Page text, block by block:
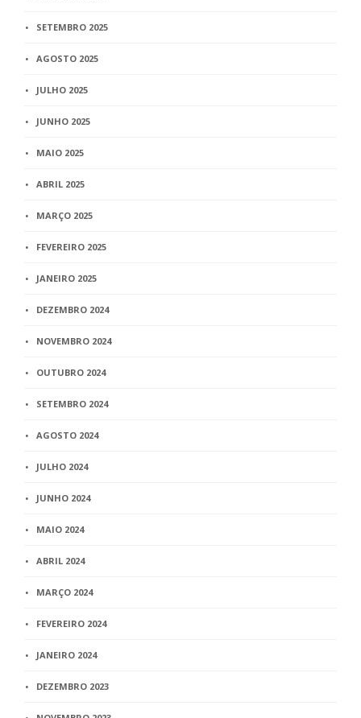
SETEMBRO 2025
AGOSTO 2025
JULHO 2025
JUNHO 2025
MAIO 2025
ABRIL 2025
MARÇO 2025
FEVEREIRO 2025
JANEIRO 2025
DEZEMBRO 2024
NOVEMBRO 2024
OUTUBRO 2024
SETEMBRO 2024
AGOSTO 2024
JULHO 2024
JUNHO 2024
MAIO 2024
ABRIL 2024
MARÇO 2024
FEVEREIRO 2024
JANEIRO 2024
DEZEMBRO 2023